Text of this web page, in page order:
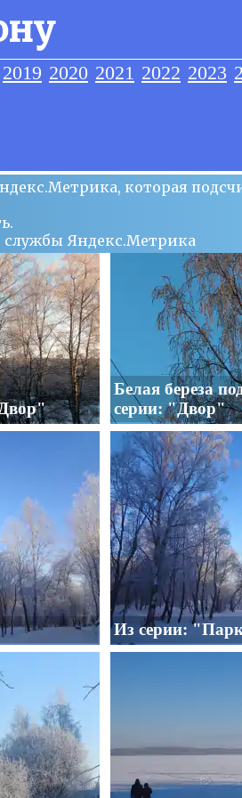
2019 2020 2021 2022 2023
которая
службы Яндекс.Метрика
Белая береза
серии: "Двор"
Из серии: